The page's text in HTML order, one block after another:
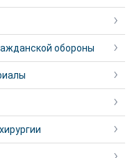
обороны